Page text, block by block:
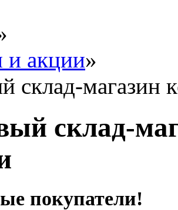
и акции»
склад-магазин
склад-
покупатели!